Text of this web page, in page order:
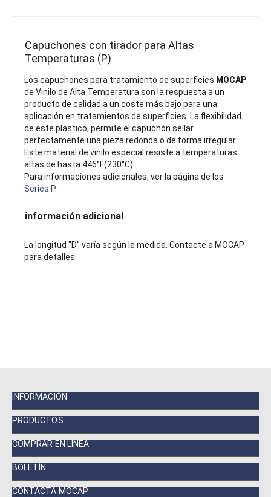
Capuchones con tirador para Altas
Temperaturas (P)
Los capuchones para tratamiento de superficies MOCAP
de Vinilo de Alta Temperatura son la respuesta a un
producto de calidad a un coste más bajo para una
aplicación en tratamientos de superficies. La flexibilidad
de este plástico, permite el capuchón sellar
perfectamente una pieza redonda o de forma irregular.
Este material de vinilo especial resiste a temperaturas
altas de hasta 446°F(230°C).
Para informaciones adicionales, ver la página de los
Series P.
información adicional
La longitud "D" varía según la medida. Contacte a MOCAP
para detalles.
INFORMACIÓN
PRODUCTOS
COMPRAR EN LINEA
BOLETÍN
CONTACTA MOCAP